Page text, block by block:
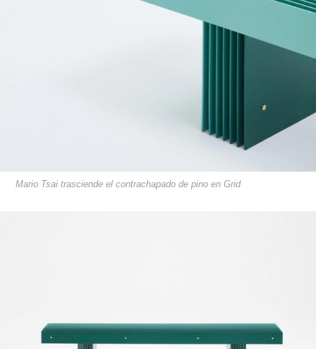
Mario Tsai trasciende el contrachapado de pino en Grid